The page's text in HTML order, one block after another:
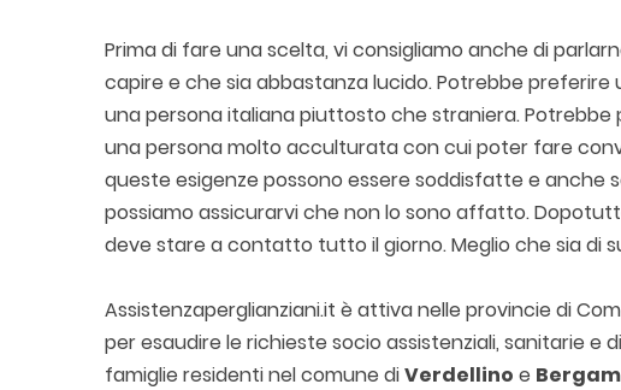
Prima di fare una scelta, vi consigliamo anche di
capire e che sia abbastanza lucido. Potrebbe
una persona italiana piuttosto che straniera.
una persona molto acculturata con cui poter fare
queste esigenze possono essere soddisfatte e anche
possiamo assicurarvi che non lo sono affatto.
deve stare a contatto tutto il giorno. Meglio che sia di
Assistenzaperglianziani.it è attiva nelle provincie di
per esaudire le richieste socio assistenziali, sanitarie
famiglie residenti nel comune diVerdellino e